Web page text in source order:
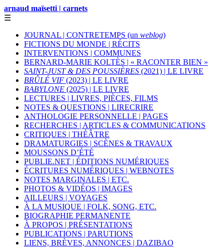
arnaud maïsetti | carnets
☰
JOURNAL | CONTRETEMPS (un weblog)
FICTIONS DU MONDE | RÉCITS
INTERVENTIONS | COMMUNES
BERNARD-MARIE KOLTÈS | « RACONTER BIEN »
SAINT-JUST & DES POUSSIÈRES (2021) | LE LIVRE
BRÛLÉ VIF (2023) | LE LIVRE
BABYLONE (2025) | LE LIVRE
LECTURES | LIVRES, PIÈCES, FILMS
NOTES & QUESTIONS | LIRECRIRE
ANTHOLOGIE PERSONNELLE | PAGES
RECHERCHES | ARTICLES & COMMUNICATIONS
CRITIQUES | THÉÂTRE
DRAMATURGIES | SCÈNES & TRAVAUX
MOUSSONS D’ÉTÉ
PUBLIE.NET | ÉDITIONS NUMÉRIQUES
ÉCRITURES NUMÉRIQUES | WEBNOTES
NOTES MARGINALES | ETC.
PHOTOS & VIDÉOS | IMAGES
AILLEURS | VOYAGES
À LA MUSIQUE | FOLK, SONG, ETC.
BIOGRAPHIE PERMANENTE
À PROPOS | PRÉSENTATIONS
PUBLICATIONS | PARUTIONS
LIENS, BRÈVES, ANNONCES | DAZIBAO